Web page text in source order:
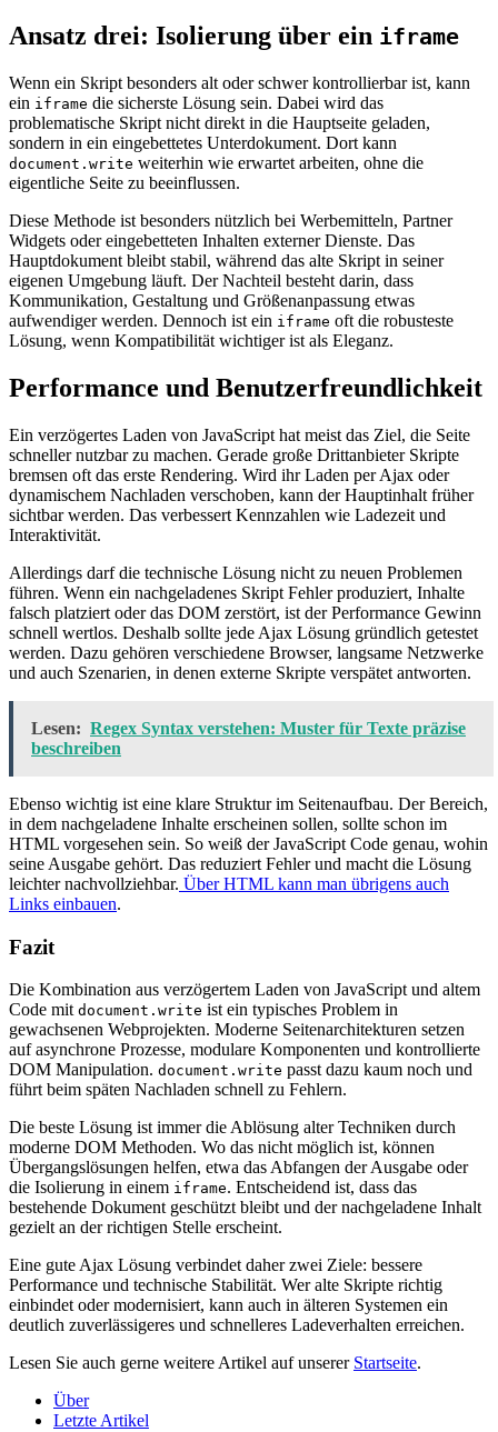
Ansatz drei: Isolierung über ein iframe
Wenn ein Skript besonders alt oder schwer kontrollierbar ist, kann
ein iframe die sicherste Lösung sein. Dabei wird das
problematische Skript nicht direkt in die Hauptseite geladen,
sondern in ein eingebettetes Unterdokument. Dort kann
document.write weiterhin wie erwartet arbeiten, ohne die
eigentliche Seite zu beeinflussen.
Diese Methode ist besonders nützlich bei Werbemitteln, Partner
Widgets oder eingebetteten Inhalten externer Dienste. Das
Hauptdokument bleibt stabil, während das alte Skript in seiner
eigenen Umgebung läuft. Der Nachteil besteht darin, dass
Kommunikation, Gestaltung und Größenanpassung etwas
aufwendiger werden. Dennoch ist ein iframe oft die robusteste
Lösung, wenn Kompatibilität wichtiger ist als Eleganz.
Performance und Benutzerfreundlichkeit
Ein verzögertes Laden von JavaScript hat meist das Ziel, die Seite
schneller nutzbar zu machen. Gerade große Drittanbieter Skripte
bremsen oft das erste Rendering. Wird ihr Laden per Ajax oder
dynamischem Nachladen verschoben, kann der Hauptinhalt früher
sichtbar werden. Das verbessert Kennzahlen wie Ladezeit und
Interaktivität.
Allerdings darf die technische Lösung nicht zu neuen Problemen
führen. Wenn ein nachgeladenes Skript Fehler produziert, Inhalte
falsch platziert oder das DOM zerstört, ist der Performance Gewinn
schnell wertlos. Deshalb sollte jede Ajax Lösung gründlich getestet
werden. Dazu gehören verschiedene Browser, langsame Netzwerke
und auch Szenarien, in denen externe Skripte verspätet antworten.
Lesen: Regex Syntax verstehen: Muster für Texte präzise
beschreiben
Ebenso wichtig ist eine klare Struktur im Seitenaufbau. Der Bereich,
in dem nachgeladene Inhalte erscheinen sollen, sollte schon im
HTML vorgesehen sein. So weiß der JavaScript Code genau, wohin
seine Ausgabe gehört. Das reduziert Fehler und macht die Lösung
leichter nachvollziehbar. Über HTML kann man übrigens auch
Links einbauen.
Fazit
Die Kombination aus verzögertem Laden von JavaScript und altem
Code mit document.write ist ein typisches Problem in
gewachsenen Webprojekten. Moderne Seitenarchitekturen setzen
auf asynchrone Prozesse, modulare Komponenten und kontrollierte
DOM Manipulation. document.write passt dazu kaum noch und
führt beim späten Nachladen schnell zu Fehlern.
Die beste Lösung ist immer die Ablösung alter Techniken durch
moderne DOM Methoden. Wo das nicht möglich ist, können
Übergangslösungen helfen, etwa das Abfangen der Ausgabe oder
die Isolierung in einem iframe. Entscheidend ist, dass das
bestehende Dokument geschützt bleibt und der nachgeladene Inhalt
gezielt an der richtigen Stelle erscheint.
Eine gute Ajax Lösung verbindet daher zwei Ziele: bessere
Performance und technische Stabilität. Wer alte Skripte richtig
einbindet oder modernisiert, kann auch in älteren Systemen ein
deutlich zuverlässigeres und schnelleres Ladeverhalten erreichen.
Lesen Sie auch gerne weitere Artikel auf unserer Startseite.
Über
Letzte Artikel